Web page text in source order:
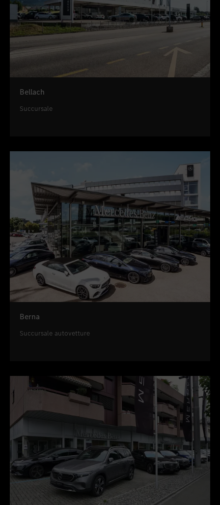
Bellach
Succursale
Berna
Succursale autovetture